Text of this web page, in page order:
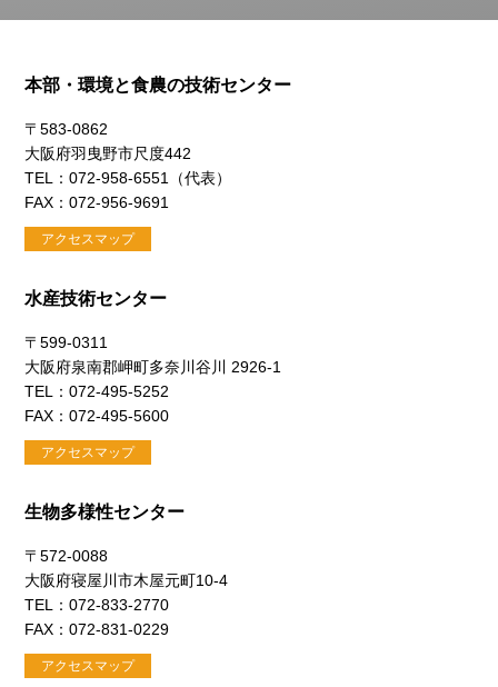
本部・環境と食農の技術センター
〒583-0862
大阪府羽曳野市尺度442
TEL：072-958-6551（代表）
FAX：072-956-9691
アクセスマップ
水産技術センター
〒599-0311
大阪府泉南郡岬町多奈川谷川 2926-1
TEL：072-495-5252
FAX：072-495-5600
アクセスマップ
生物多様性センター
〒572-0088
大阪府寝屋川市木屋元町10-4
TEL：072-833-2770
FAX：072-831-0229
アクセスマップ